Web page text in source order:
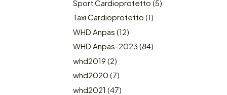
Sport Cardioprotetto (5)
Taxi Cardioprotetto (1)
WHD Anpas (12)
WHD Anpas-2023 (84)
whd2019 (2)
whd2020 (7)
whd2021 (47)